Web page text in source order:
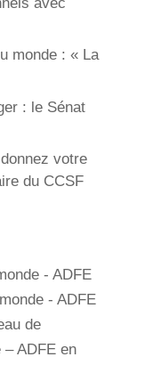
monde : « La
: le Sénat
votre
du CCSF
- ADFE
- ADFE
de
– ADFE en